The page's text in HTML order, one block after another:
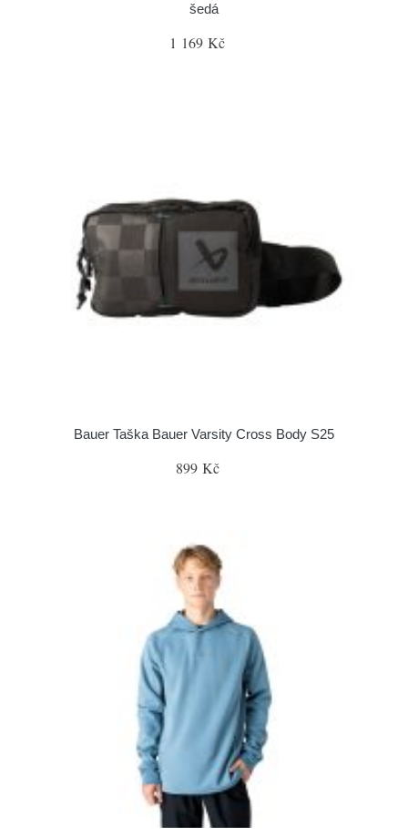
šedá
1 169 Kč
Bauer Taška Bauer Varsity Cross Body S25
899 Kč